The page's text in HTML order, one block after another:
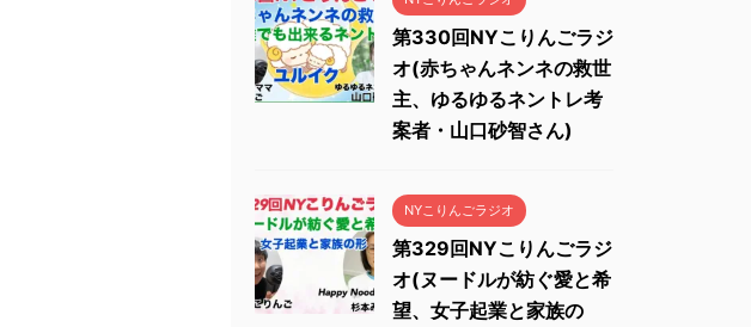
第330回NYこりんごラジ
オ(赤ちゃんネンネの救世
主、ゆるゆるネントレ考
案者・山口砂智さん)
NYこりんごラジオ
第329回NYこりんごラジ
オ(ヌードルが紡ぐ愛と希
望、女子起業と家族の